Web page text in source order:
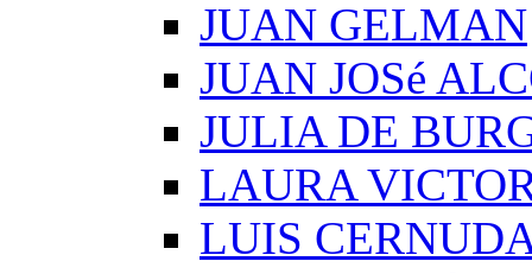
JUAN GELMAN
JUAN JOSé
JULIA DE
LAURA
LUIS